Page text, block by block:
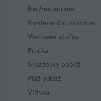
Bar/restaurace
Konferenční místnost
Wellness služby
Pračka
Sjezdovky poblíž
Pláž poblíž
Vířivka